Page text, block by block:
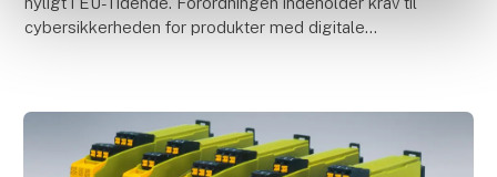
cybersikkerheden for produkter med digitale